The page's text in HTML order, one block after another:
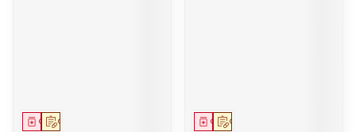
Op voorschrift
Geneesmiddel Op voorschrift
Geneesmiddel